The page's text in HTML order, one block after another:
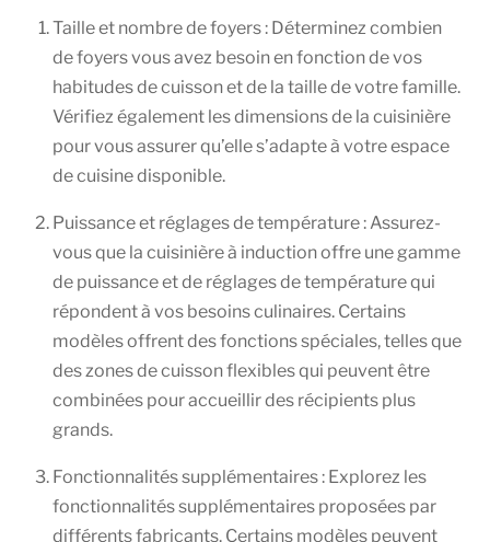
Taille et nombre de foyers : Déterminez combien
de foyers vous avez besoin en fonction de vos
habitudes de cuisson et de la taille de votre famille.
Vérifiez également les dimensions de la cuisinière
pour vous assurer qu’elle s’adapte à votre espace
de cuisine disponible.
Puissance et réglages de température : Assurez-
vous que la cuisinière à induction offre une gamme
de puissance et de réglages de température qui
répondent à vos besoins culinaires. Certains
modèles offrent des fonctions spéciales, telles que
des zones de cuisson flexibles qui peuvent être
combinées pour accueillir des récipients plus
grands.
Fonctionnalités supplémentaires : Explorez les
fonctionnalités supplémentaires proposées par
différents fabricants. Certains modèles peuvent